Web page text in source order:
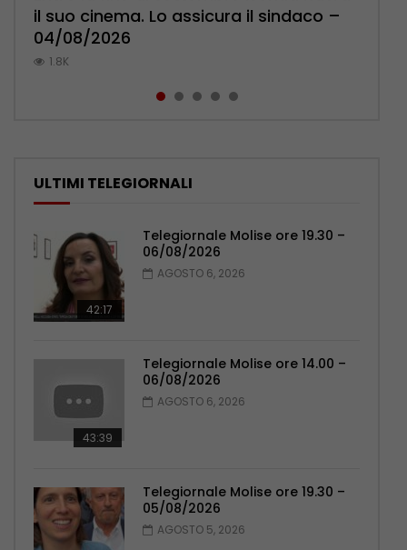
il suo cinema. Lo assicura il sindaco –
04/08/2026
1.8K
Pensionati: più relazioni e servizi di
prossimità – 04/08/2026
1.1K
l’ambulatorio per curare l’osteoporosi
– 06/08/2026
1K
Polizia: impegno nel rafforzare organici
– 05/08/2026
1K
palpeggiate al vecchio Romagnoli –
05/08/2026
798
ULTIMI TELEGIORNALI
42:17
Telegiornale Molise ore 19.30 –
06/08/2026
AGOSTO 6, 2026
43:39
Telegiornale Molise ore 14.00 –
06/08/2026
AGOSTO 6, 2026
Telegiornale Molise ore 19.30 –
05/08/2026
AGOSTO 5, 2026